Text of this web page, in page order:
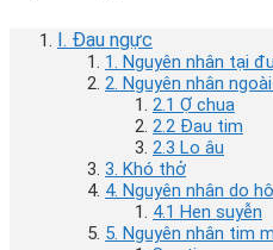
I. Đau ngực
1. Nguyên nhân tại
2. Nguyên nhân
2.1 Ợ chua
2.2 Đau tim
2.3 Lo âu
3. Khó thở
4. Nguyên nhân do
4.1 Hen suyễn
5. Nguyên nhân tim